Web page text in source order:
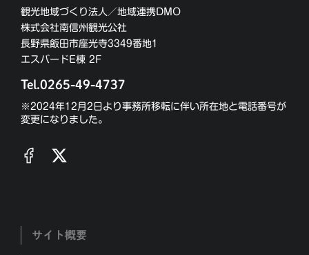
観光地域づくり法人／地域連携DMO
株式会社南信州観光公社
長野県飯田市座光寺3349番地1
エスバードE棟 2F
Tel.0265-49-4737
※2024年12月2日より事務所移転に伴い所在地と電話番号が
変更になりました。
サイト概要